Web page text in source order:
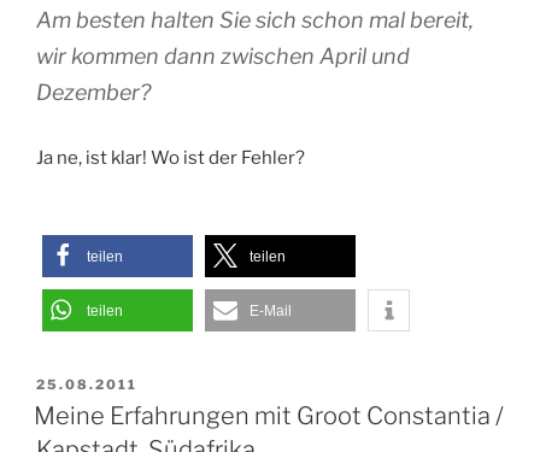
Am besten halten Sie sich schon mal bereit,
wir kommen dann zwischen April und
Dezember?
Ja ne, ist klar! Wo ist der Fehler?
teilen teilen
teilen E-Mail
VERÖFFENTLICHT
AM
25.08.2011
Meine Erfahrungen mit Groot Constantia /